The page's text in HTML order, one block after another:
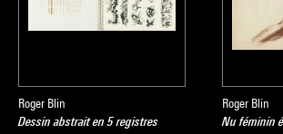
Roger Blin
Dessin abstrait en 5 registres
Roger Blin
Nu féminin